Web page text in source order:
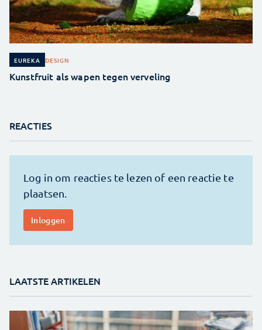
EUREKA DESIGN
Kunstfruit als wapen tegen verveling
REACTIES
LAATSTE ARTIKELEN